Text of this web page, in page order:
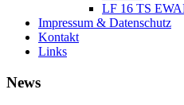
LF 16 TS
Impressum & Datenschutz
Kontakt
Links
News